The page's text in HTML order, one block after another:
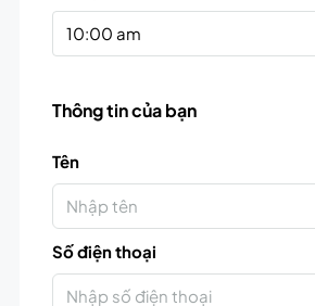
10:00 am
Thông tin của bạn
Tên
Số điện thoại